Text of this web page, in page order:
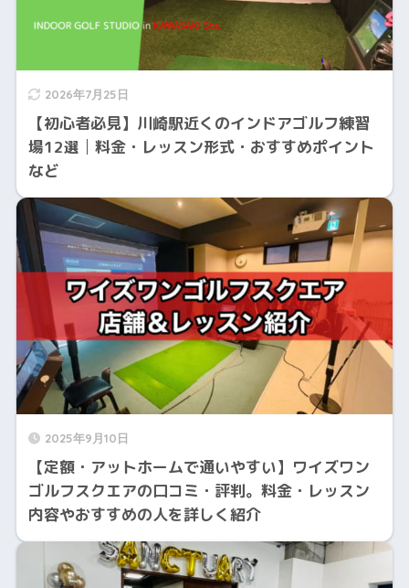
2026年7月25日
【初心者必見】川崎駅近くのインドアゴルフ練習
場12選│料金・レッスン形式・おすすめポイント
など
2025年9月10日
【定額・アットホームで通いやすい】ワイズワン
ゴルフスクエアの口コミ・評判。料金・レッスン
内容やおすすめの人を詳しく紹介